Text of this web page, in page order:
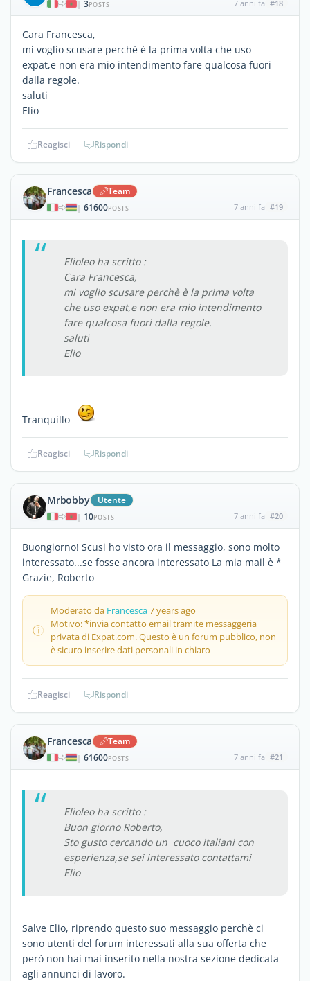
| 3POSTS 7 anni fa #18
Cara Francesca,
mi voglio scusare perchè è la prima volta che uso
expat,e non era mio intendimento fare qualcosa fuori
dalla regole.
saluti
Elio
Reagisci Rispondi
Francesca Team
| 61600POSTS 7 anni fa #19
Elioleo ha scritto :
Cara Francesca,
mi voglio scusare perchè è la prima volta
che uso expat,e non era mio intendimento
fare qualcosa fuori dalla regole.
saluti
Elio
Tranquillo
Reagisci Rispondi
Mrbobby Utente
| 10POSTS 7 anni fa #20
Buongiorno! Scusi ho visto ora il messaggio, sono molto
interessato...se fosse ancora interessato La mia mail è *
Grazie, Roberto
Moderato da Francesca7 years ago
Motivo: *invia contatto email tramite messaggeria
privata di Expat.com. Questo è un forum pubblico, non
è sicuro inserire dati personali in chiaro
Reagisci Rispondi
Francesca Team
| 61600POSTS 7 anni fa #21
Elioleo ha scritto :
Buon giorno Roberto,
Sto gusto cercando un cuoco italiani con
esperienza,se sei interessato contattami
Elio
Salve Elio, riprendo questo suo messaggio perchè ci
sono utenti del forum interessati alla sua offerta che
però non hai mai inserito nella nostra sezione dedicata
agli annunci di lavoro.